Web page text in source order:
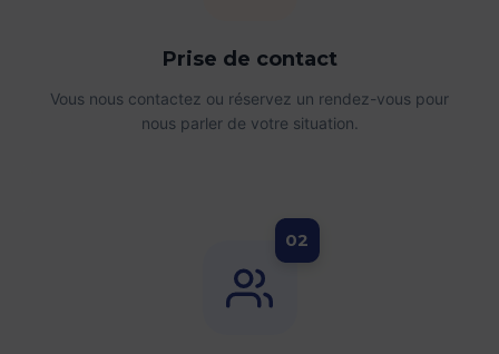
Prise de contact
Vous nous contactez ou réservez un rendez-vous pour
nous parler de votre situation.
02